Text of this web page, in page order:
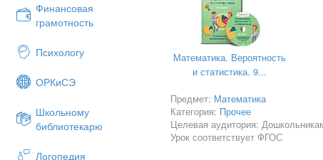
Финансовая
грамотность
Психологу
ОРКиСЭ
Школьному
библиотекарю
Логопедия
Математика. Вероятность
и статистика. 9...
Предмет: Математика
Категория: Прочее
Целевая аудитория:
Урок соответствует ФГОС